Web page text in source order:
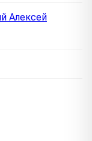
Алексей